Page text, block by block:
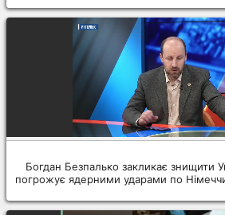
Богдан Безпалько закликає знищити
погрожує ядерними ударами по